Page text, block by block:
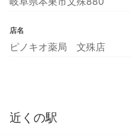
店名
ピノキオ薬局 文殊店
近くの駅